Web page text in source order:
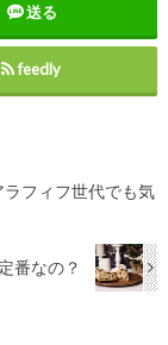
送る
feedly
フィフ世代でも気
番なの？